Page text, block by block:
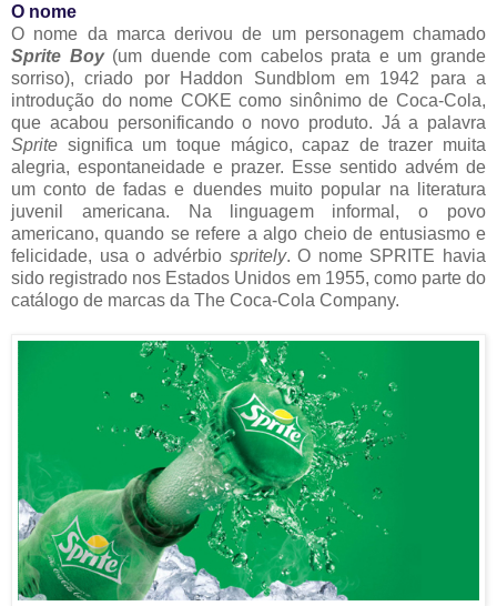
O nome
O nome da marca derivou de um personagem chamado
Sprite Boy(um duende com cabelos prata e um grande
sorriso), criado por Haddon Sundblom em 1942 para a
introdução do nome COKE como sinônimo de Coca-Cola,
que acabou personificando o novo produto. Já a palavra
Sprite significa um toque mágico, capaz de trazer muita
alegria, espontaneidade e prazer. Esse sentido advém de
um conto de fadas e duendes muito popular na literatura
juvenil americana. Na linguagem informal, o povo
americano, quando se refere a algo cheio de entusiasmo e
felicidade, usa o advérbio spritely. O nome SPRITE havia
sido registrado nos Estados Unidos em 1955, como parte do
catálogo de marcas da The Coca-Cola Company.